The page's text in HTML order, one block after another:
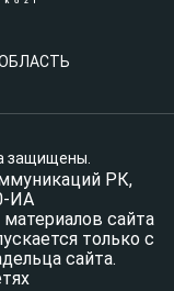
защищены.
РК,
ИА
сайта
только с
сайта.